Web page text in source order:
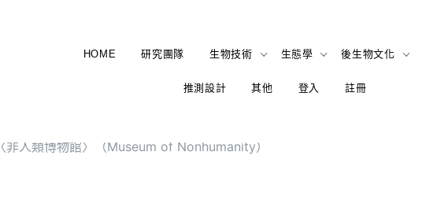
HOME 研究團隊 生物技術 生態學 後生物文化
推測設計 其他 登入 註冊
〈非人類博物館〉（Museum of Nonhumanity）